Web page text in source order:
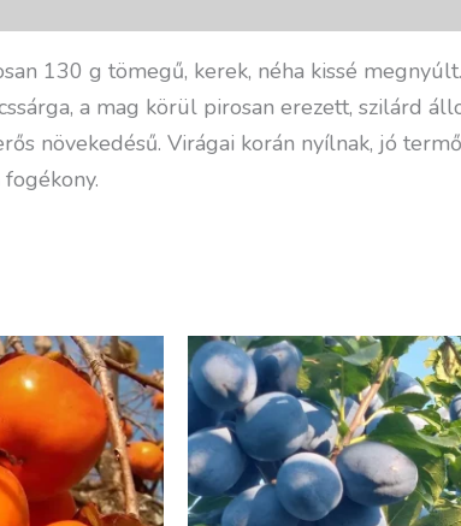
130 g tömegű, kerek, néha kissé
a mag körül pirosan erezett, szilárd
növekedésű. Virágai korán nyí­lnak, jó